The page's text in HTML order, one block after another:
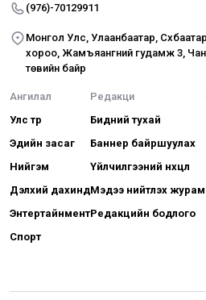
(976)-70129911
Монгол Улс, Улаанбаатар, Сүхбаатар
хороо, Жамъяангүний гудамж 3,
төвийн байр
Ангилал
Улс төр
Эдийн засаг
Нийгэм
Дэлхий дахинд
Энтертайнмент
Спорт
Редакци
Бидний тухай
Баннер байршуулах
Үйлчилгээний нөхцөл
Мэдээ нийтлэх журам
Редакцийн бодлого